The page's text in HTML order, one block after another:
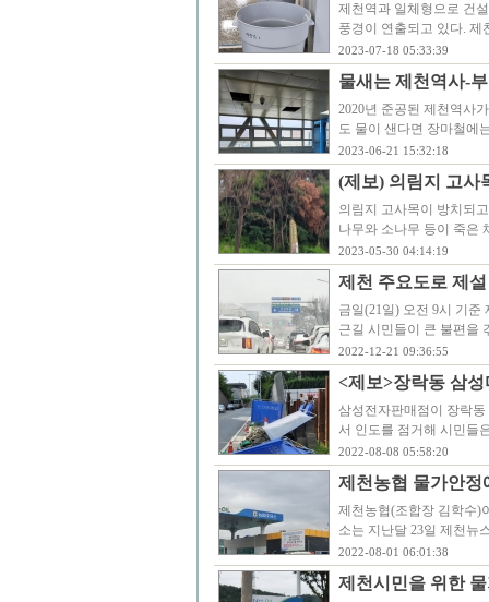
제천역과 일체형으로 건
풍경이 연출되고 있다.
2023-07-18 05:33:39
물새는 제천역사-
2020년 준공된 제천역사
도 물이 샌다면 장마철에
2023-06-21 15:32:18
(제보) 의림지 고
의림지 고사목이 방치되
나무와 소나무 등이 죽은
2023-05-30 04:14:19
제천 주요도로 제
금일(21일) 오전 9시 기준
근길 시민들이 큰 불편을
2022-12-21 09:36:55
<제보>장락동 삼
삼성전자판매점이 장락
서 인도를 점거해 시민들
2022-08-08 05:58:20
제천농협 물가안정
제천농협(조합장 김학수)
소는 지난달 23일 제천뉴
2022-08-01 06:01:38
제천시민을 위한